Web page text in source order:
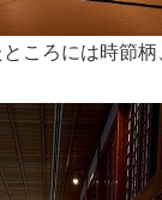
ころには時節